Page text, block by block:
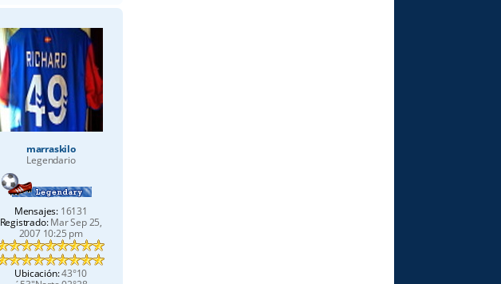
r
marraskilo
Legendario
Mensajes: 16131
Registrado:Mar Sep 25,
2007 10:25 pm
Ubicación:43°10